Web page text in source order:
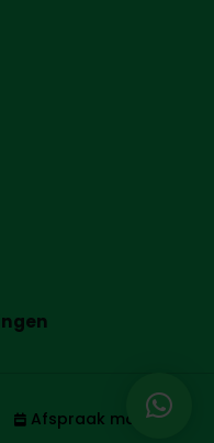
Afspraak maken